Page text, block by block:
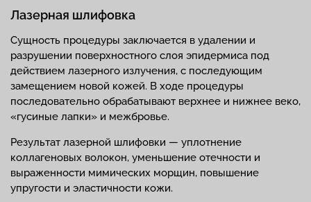
Лазерная шлифовка
Сущность процедуры заключается в удалении и
разрушении поверхностного слоя эпидермиса под
действием лазерного излучения, с последующим
замещением новой кожей. В ходе процедуры
последовательно обрабатывают верхнее и нижнее веко,
«гусиные лапки» и межбровье.
Результат лазерной шлифовки — уплотнение
коллагеновых волокон, уменьшение отечности и
выраженности мимических морщин, повышение
упругости и эластичности кожи.